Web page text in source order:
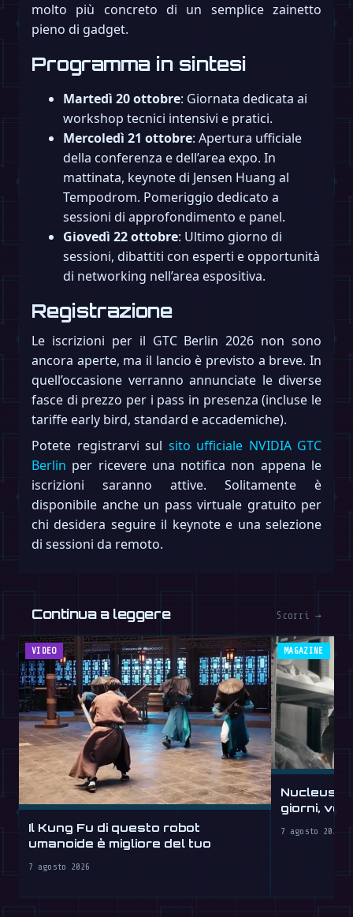
molto più concreto di un semplice zainetto
pieno di gadget.
Programma in sintesi
Martedì 20 ottobre: Giornata dedicata ai
workshop tecnici intensivi e pratici.
Mercoledì 21 ottobre: Apertura ufficiale
della conferenza e dell’area expo. In
mattinata, keynote di Jensen Huang al
Tempodrom. Pomeriggio dedicato a
sessioni di approfondimento e panel.
Giovedì 22 ottobre: Ultimo giorno di
sessioni, dibattiti con esperti e opportunità
di networking nell’area espositiva.
Registrazione
Le iscrizioni per il GTC Berlin 2026 non sono
ancora aperte, ma il lancio è previsto a breve. In
quell’occasione verranno annunciate le diverse
fasce di prezzo per i pass in presenza (incluse le
tariffe early bird, standard e accademiche).
Potete registrarvi sul sito ufficiale NVIDIA GTC
Berlin per ricevere una notifica non appena le
iscrizioni saranno attive. Solitamente è
disponibile anche un pass virtuale gratuito per
chi desidera seguire il keynote e una selezione
di sessioni da remoto.
Continua a leggere Scorri →
VIDEO
Il Kung Fu di questo robot
umanoide è migliore del tuo
7 agosto 2026
MAGAZINE
Nucleus
giorni,
7 agosto 2026